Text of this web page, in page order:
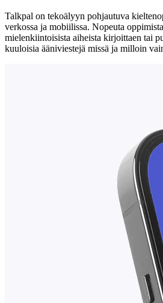
Talkpal on tekoälyyn pohjautuva
verkossa ja mobiilissa. Nopeuta
mielenkiintoisista aiheista kirjoittaen tai
kuuloisia ääniviestejä missä ja milloin